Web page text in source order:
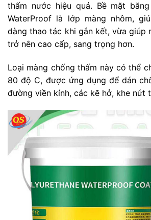
thấm nước hiệu quả. Bề mặt
WaterProof là lớp màng nhôm,
dàng thao tác khi gắn kết, vừa giúp
trở nên cao cấp, sang trọng hơn.
Loại màng chống thấm này có thể
80 độ C, được ứng dụng để dán
đường viền kính, các kẽ hở, khe nứt